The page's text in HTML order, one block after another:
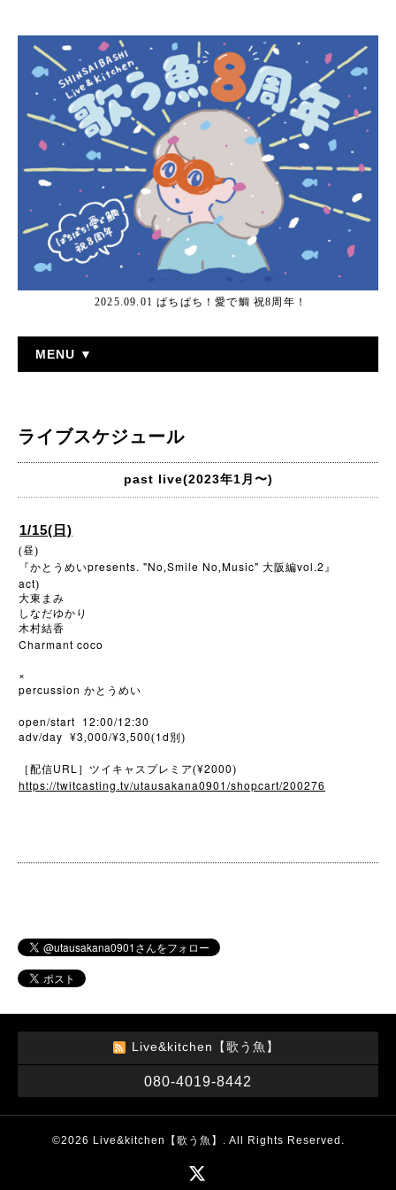
2025.09.01 ぱちぱち！愛で鯛 祝8周年！
MENU ▼
ライブスケジュール
past live(2023年1月〜)
1/15(日)
(昼)
『かとうめいpresents. "No,Smile No,Music" 大阪編vol.2 』
act)
大東まみ
しなだゆかり
木村結香
Charmant coco
×
percussion かとうめい
open/start 12:00/12:30
adv/day ¥3,000/¥3,500(1d 別)
［配信URL ］ツイキャスプレミア(¥2000)
https://twitcasting.tv/utausakana0901/shopcart/200276
Live&kitchen【歌う魚】
080-4019-8442
©2026 Live&kitchen【歌う魚】 . All Rights Reserved.